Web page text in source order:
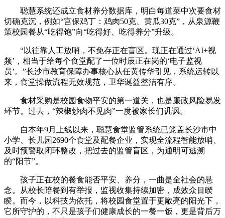
聪慧系统还成立食材养分数据库，明白每道菜中次要食材
切确克沉，例如“宫保鸡丁：鸡肉50克、黄瓜30克”，从泉源鞭
策校园餐从“吃得饱”向“吃得好、吃得养分”升级。
“以往靠人工放哨，不免存正在盲区。现正在通过‘AI+视
频’，相当于给每个食堂配了一位时辰正在岗的‘电子监视
员’。”长沙市教育保障办事核心从任黄传华引见，系统运转以
来，食堂操做流程无效规范，卫华诞益整洁有序。
食材采购是校园食物平安的第一道关，也是廉政风险易发
环节。过去，“辣椒炒肉不见肉”一度被家长们讥讽。
自本年9月上线以来，聪慧食堂监管系统已笼盖长沙市中
小学、长儿园2690个食堂及配餐企业，实现全流程智能放哨、
及时预警取闭环整改，把过去的监管盲区，为通明可逃溯
的“阳节”。
孩子正在校的餐食能否平安、养分，一曲是全社会的悬
念。从校长陪餐到有举报，监视收集持续加密，成效众目睽
睽。而今，以科技为依托，将校园食堂置于更敞亮的阳光下，
它所守护的，不只是孩子们健康成长的一餐一饭，更是背后万